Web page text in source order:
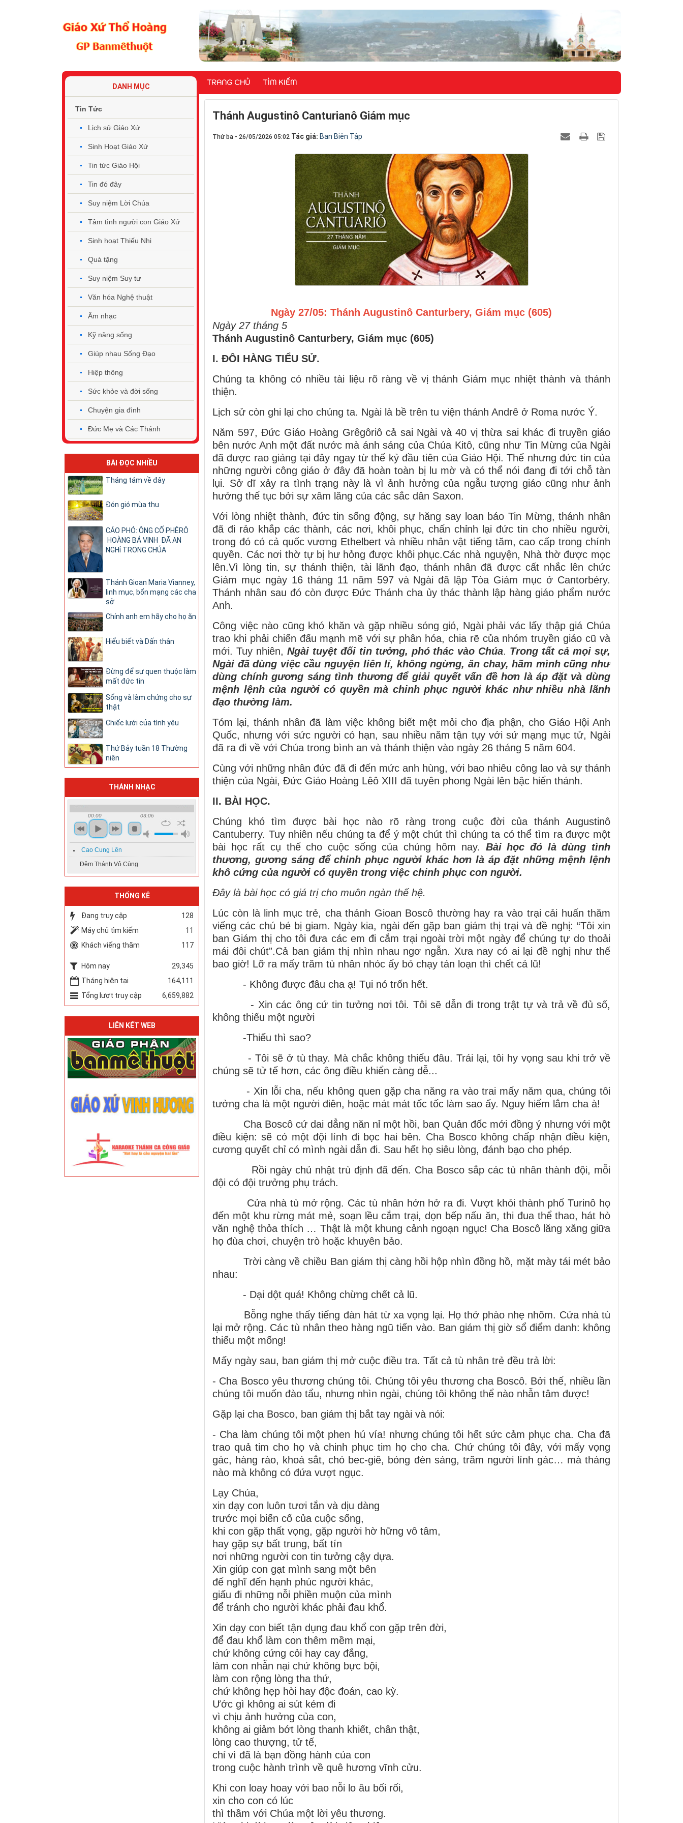
TRANG CHỦ TÌM KIẾM
Thánh Augustinô Canturianô Giám mục
Thứ ba - 26/05/2026 05:02 Tác giả: Ban Biên Tập
Ngày 27/05: Thánh Augustinô Canturbery, Giám mục (605)
Ngày 27 tháng 5
Thánh Augustinô Canturbery, Giám mục (605)
I. ĐÔI HÀNG TIỂU SỬ.
Chúng ta không có nhiều tài liệu rõ ràng về vị thánh Giám mục nhiệt thành và thánh
thiện.
Lịch sử còn ghi lại cho chúng ta. Ngài là bề trên tu viện thánh Andrê ở Roma nước Ý.
Năm 597, Đức Giáo Hoàng Grêgôriô cả sai Ngài và 40 vị thừa sai khác đi truyền giáo
bên nước Anh một đất nước mà ánh sáng của Chúa Kitô, cũng như Tin Mừng của Ngài
đã được rao giảng tại đây ngay từ thế kỷ đầu tiên của Giáo Hội. Thế nhưng đức tin của
những người công giáo ở đây đã hoàn toàn bị lu mờ và có thể nói đang đi tới chỗ tàn
lụi. Sở dĩ xảy ra tình trạng này là vì ảnh hưởng của ngẫu tượng giáo cũng như ảnh
hưởng thế tục bởi sự xâm lăng của các sắc dân Saxon.
Với lòng nhiệt thành, đức tin sống động, sự hăng say loan báo Tin Mừng, thánh nhân
đã đi rảo khắp các thành, các nơi, khôi phục, chấn chỉnh lại đức tin cho nhiều người,
trong đó có cả quốc vương Ethelbert và nhiều nhân vật tiếng tăm, cao cấp trong chính
quyền. Các nơi thờ tự bị hư hỏng được khôi phục.Các nhà nguyện, Nhà thờ được mọc
lên.Vì lòng tin, sự thánh thiện, tài lãnh đạo, thánh nhân đã được cất nhắc lên chức
Giám mục ngày 16 tháng 11 năm 597 và Ngài đã lập Tòa Giám mục ở Cantorbéry.
Thánh nhân sau đó còn được Đức Thánh cha ủy thác thành lập hàng giáo phẩm nước
Anh.
Công việc nào cũng khó khăn và gặp nhiều sóng gió, Ngài phải vác lấy thập giá Chúa
trao khi phải chiến đấu mạnh mẽ với sự phân hóa, chia rẽ của nhóm truyền giáo cũ và
mới. Tuy nhiên, Ngài tuyệt đối tin tưởng, phó thác vào Chúa. Trong tất cả mọi sự,
Ngài đã dùng việc cầu nguyện liên lỉ, không ngừng, ăn chay, hãm mình cũng như
dùng chính gương sáng tình thương để giải quyết vấn đề hơn là áp đặt và dùng
mệnh lệnh của người có quyền mà chinh phục người khác như nhiều nhà lãnh
đạo thường làm.
Tóm lại, thánh nhân đã làm việc không biết mệt mỏi cho địa phận, cho Giáo Hội Anh
Quốc, nhưng với sức người có hạn, sau nhiều năm tận tụy với sứ mạng mục tử, Ngài
đã ra đi về với Chúa trong bình an và thánh thiện vào ngày 26 tháng 5 năm 604.
Cùng với những nhân đức đã đi đến mức anh hùng, với bao nhiêu công lao và sự thánh
thiện của Ngài, Đức Giáo Hoàng Lêô XIII đã tuyên phong Ngài lên bậc hiển thánh.
II. BÀI HỌC.
Chúng khó tìm được bài học nào rõ ràng trong cuộc đời của thánh Augustinô
Cantuberry. Tuy nhiên nếu chúng ta để ý một chút thì chúng ta có thể tìm ra được một
bài học rất cụ thể cho cuộc sống của chúng hôm nay. Bài học đó là dùng tình
thương, gương sáng để chinh phục người khác hơn là áp đặt những mệnh lệnh
khô cứng của người có quyền trong việc chinh phục con người.
Đây là bài học có giá trị cho muôn ngàn thế hệ.
Lúc còn là linh mục trẻ, cha thánh Gioan Boscô thường hay ra vào trại cải huấn thăm
viếng các chú bé bị giam. Ngày kia, ngài đến gặp ban giám thị trại và đề nghị: “Tôi xin
ban Giám thị cho tôi đưa các em đi cắm trại ngoài trời một ngày để chúng tự do thoải
mái đôi chút”.Cả ban giám thị nhìn nhau ngơ ngẫn. Xưa nay có ai lại đề nghị như thế
bao giờ! Lỡ ra mấy trăm tù nhân nhóc ấy bỏ chạy tán loạn thì chết cả lũ!
- Không được đâu cha ạ! Tụi nó trốn hết.
- Xin các ông cứ tin tưởng nơi tôi. Tôi sẽ dẫn đi trong trật tự và trả về đủ số,
không thiếu một người
-Thiếu thì sao?
- Tôi sẽ ở tù thay. Mà chắc không thiếu đâu. Trái lại, tôi hy vọng sau khi trở về
chúng sẽ tử tế hơn, các ông điều khiển càng dễ...
- Xin lỗi cha, nếu không quen gặp cha năng ra vào trai mấy năm qua, chúng tôi
tưởng cha là một người điên, hoặc mát mát tốc tốc làm sao ấy. Nguy hiểm lắm cha à!
Cha Boscô cứ dai dẳng năn nỉ một hồi, ban Quản đốc mới đồng ý nhưng với một
điều kiện: sẽ có một đội lính đi bọc hai bên. Cha Bosco không chấp nhận điều kiện,
cương quyết chỉ có mình ngài dẫn đi. Sau hết họ siêu lòng, đánh bạo cho phép.
Rồi ngày chủ nhật trù định đã đến. Cha Bosco sắp các tù nhân thành đội, mỗi
đội có đội trưởng phụ trách.
Cửa nhà tù mở rộng. Các tù nhân hớn hở ra đi. Vượt khỏi thành phố Turinô họ
đến một khu rừng mát mẻ, soạn lều cắm trại, dọn bếp nấu ăn, thi đua thể thao, hát hò
văn nghệ thỏa thích … Thật là một khung cảnh ngoạn ngục! Cha Boscô lăng xăng giữa
họ đùa chơi, chuyện trò hoặc khuyên bảo.
Trời càng về chiều Ban giám thị càng hồi hộp nhìn đồng hồ, mặt mày tái mét bảo
nhau:
- Dại dột quá! Không chừng chết cả lũ.
Bỗng nghe thấy tiếng đàn hát từ xa vọng lại. Họ thở phào nhẹ nhõm. Cửa nhà tù
lại mở rộng. Các tù nhân theo hàng ngũ tiến vào. Ban giám thị giờ sổ điểm danh: không
thiếu một mống!
Mấy ngày sau, ban giám thị mở cuộc điều tra. Tất cả tù nhân trẻ đều trả lời:
- Cha Bosco yêu thương chúng tôi. Chúng tôi yêu thương cha Boscô. Bởi thế, nhiều lần
chúng tôi muốn đào tẩu, nhưng nhìn ngài, chúng tôi không thể nào nhẫn tâm được!
Gặp lại cha Bosco, ban giám thị bắt tay ngài và nói:
- Cha làm chúng tôi một phen hú vía! nhưng chúng tôi hết sức cảm phục cha. Cha đã
trao quả tim cho họ và chinh phục tim họ cho cha. Chứ chúng tôi đây, với mấy vọng
gác, hàng rào, khoá sắt, chó bec-giê, bóng đèn sáng, trăm người lính gác… mà tháng
nào mà không có đứa vượt ngục.
Lạy Chúa,
xin dạy con luôn tươi tắn và dịu dàng
trước mọi biến cố của cuộc sống,
khi con gặp thất vọng, gặp người hờ hững vô tâm,
hay gặp sự bất trung, bất tín
nơi những người con tin tưởng cậy dựa.
Xin giúp con gạt mình sang một bên
để nghĩ đến hạnh phúc người khác,
giấu đi những nỗi phiền muộn của mình
để tránh cho người khác phải đau khổ.
Xin dạy con biết tận dụng đau khổ con gặp trên đời,
để đau khổ làm con thêm mềm mại,
chứ không cứng cỏi hay cay đắng,
làm con nhẫn nại chứ không bực bội,
làm con rộng lòng tha thứ,
chứ không hẹp hòi hay độc đoán, cao kỳ.
Ước gì không ai sút kém đi
vì chịu ảnh hưởng của con,
không ai giảm bớt lòng thanh khiết, chân thật,
lòng cao thượng, tử tế,
chỉ vì đã là bạn đồng hành của con
trong cuộc hành trình về quê hương vĩnh cửu.
Khi con loay hoay với bao nỗi lo âu bối rối,
xin cho con có lúc
thì thầm với Chúa một lời yêu thương.
DANH MỤC
Tin Tức
Lịch sử Giáo Xứ
Sinh Hoạt Giáo Xứ
Tin tức Giáo Hội
Tin đó đây
Suy niệm Lời Chúa
Tâm tình người con Giáo Xứ
Sinh hoạt Thiếu Nhi
Quà tặng
Suy niệm Suy tư
Văn hóa Nghệ thuật
Âm nhạc
Kỹ năng sống
Giúp nhau Sống Đạo
Hiệp thông
Sức khỏe và đời sống
Chuyện gia đình
Đức Mẹ và Các Thánh
BÀI ĐỌC NHIỀU
Tháng tám về đây
Đón gió mùa thu
CÁO PHÓ: ÔNG CỐ PHÊRÔ
HOÀNG BÁ VINH ĐÃ AN
NGHỉ TRONG CHÚA
Thánh Gioan Maria Vianney,
linh mục, bổn mạng các cha
sở
Chính anh em hãy cho họ ăn
Hiểu biết và Dấn thân
Đừng để sự quen thuộc làm
mất đức tin
Sống và làm chứng cho sự
thật
Chiếc lưới của tình yêu
Thứ Bảy tuần 18 Thường
niên
THÁNH NHẠC
00:00 03:06
Cao Cung Lên
Đêm Thánh Vô Cùng
THỐNG KÊ
Đang truy cập
128
Máy chủ tìm kiếm
11
Khách viếng thăm
117
Hôm nay
29,345
Tháng hiện tại
164,111
Tổng lượt truy cập
6,659,882
LIÊN KẾT WEB